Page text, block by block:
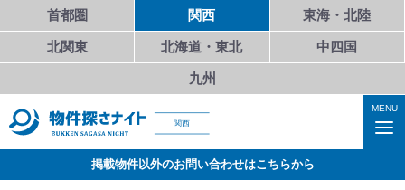
首都圏 関西 東海・北陸
北関東 北海道・東北 中四国
九州
関西
MENU
掲載物件以外のお問い合わせはこちらから